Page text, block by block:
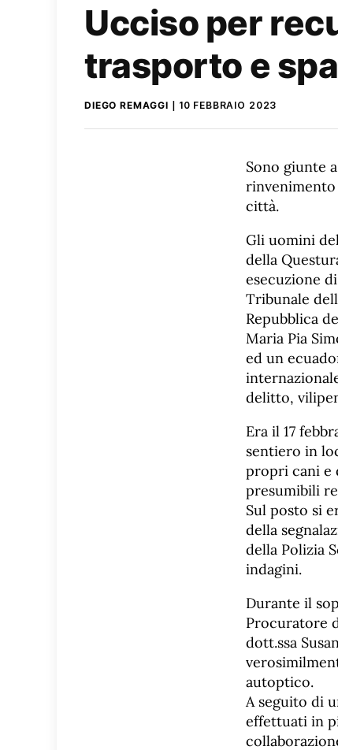
Ucciso per
trasporto e
DIEGO REMAGGI 10 FEBBRAIO 2023
Sono giunte
rinvenimento
città.
Gli uomini
della
esecuzione
Tribunale
Repubblica
Maria Pia
ed un
delitto,
Era il 17
sentiero in
propri cani e
presumibili
Sul posto si
della
della Polizia
indagini.
Durante il
Procuratore
dott.ssa
autoptico.
A seguito di
effettuati in